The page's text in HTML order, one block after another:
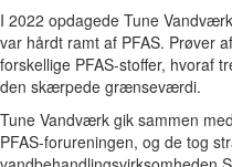
I 2022 opdagede Tune
var hårdt ramt af PFAS. Prøver
forskellige PFAS-stoffer, hvoraf
den skærpede grænseværdi.
Tune Vandværk gik sammen
PFAS-forureningen, og de tog